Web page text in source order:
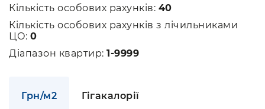
Кількість особових рахунків: 40
Кількість особових рахунків з лічильниками
ЦО: 0
Діапазон квартир: 1-9999
Грн/м2 Гігакалорії